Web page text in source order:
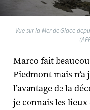
Vue sur la Mer de Glace
Marco fait
Piedmont mais
l’avantage de la
je connais les lieux